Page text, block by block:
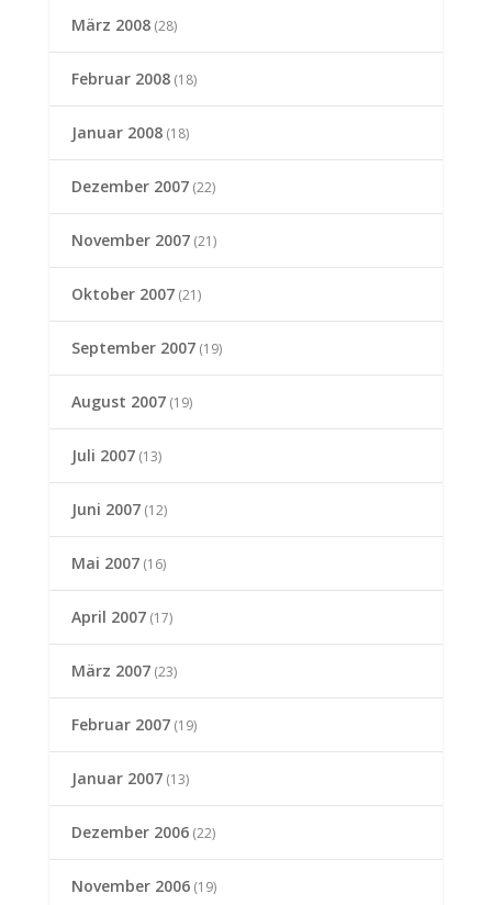
März 2008(28)
Februar 2008(18)
Januar 2008(18)
Dezember 2007(22)
November 2007(21)
Oktober 2007(21)
September 2007(19)
August 2007(19)
Juli 2007(13)
Juni 2007(12)
Mai 2007(16)
April 2007(17)
März 2007(23)
Februar 2007(19)
Januar 2007(13)
Dezember 2006(22)
November 2006(19)